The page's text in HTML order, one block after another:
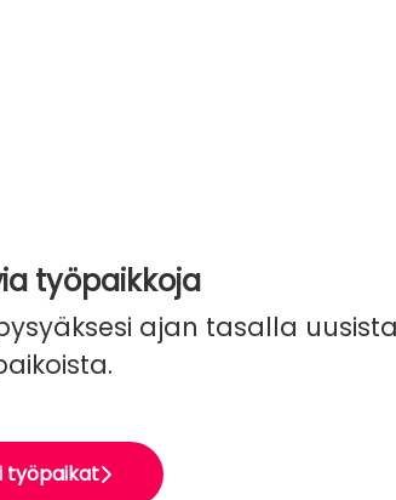
työpaikkoja
ajan tasalla uusista
työpaikat